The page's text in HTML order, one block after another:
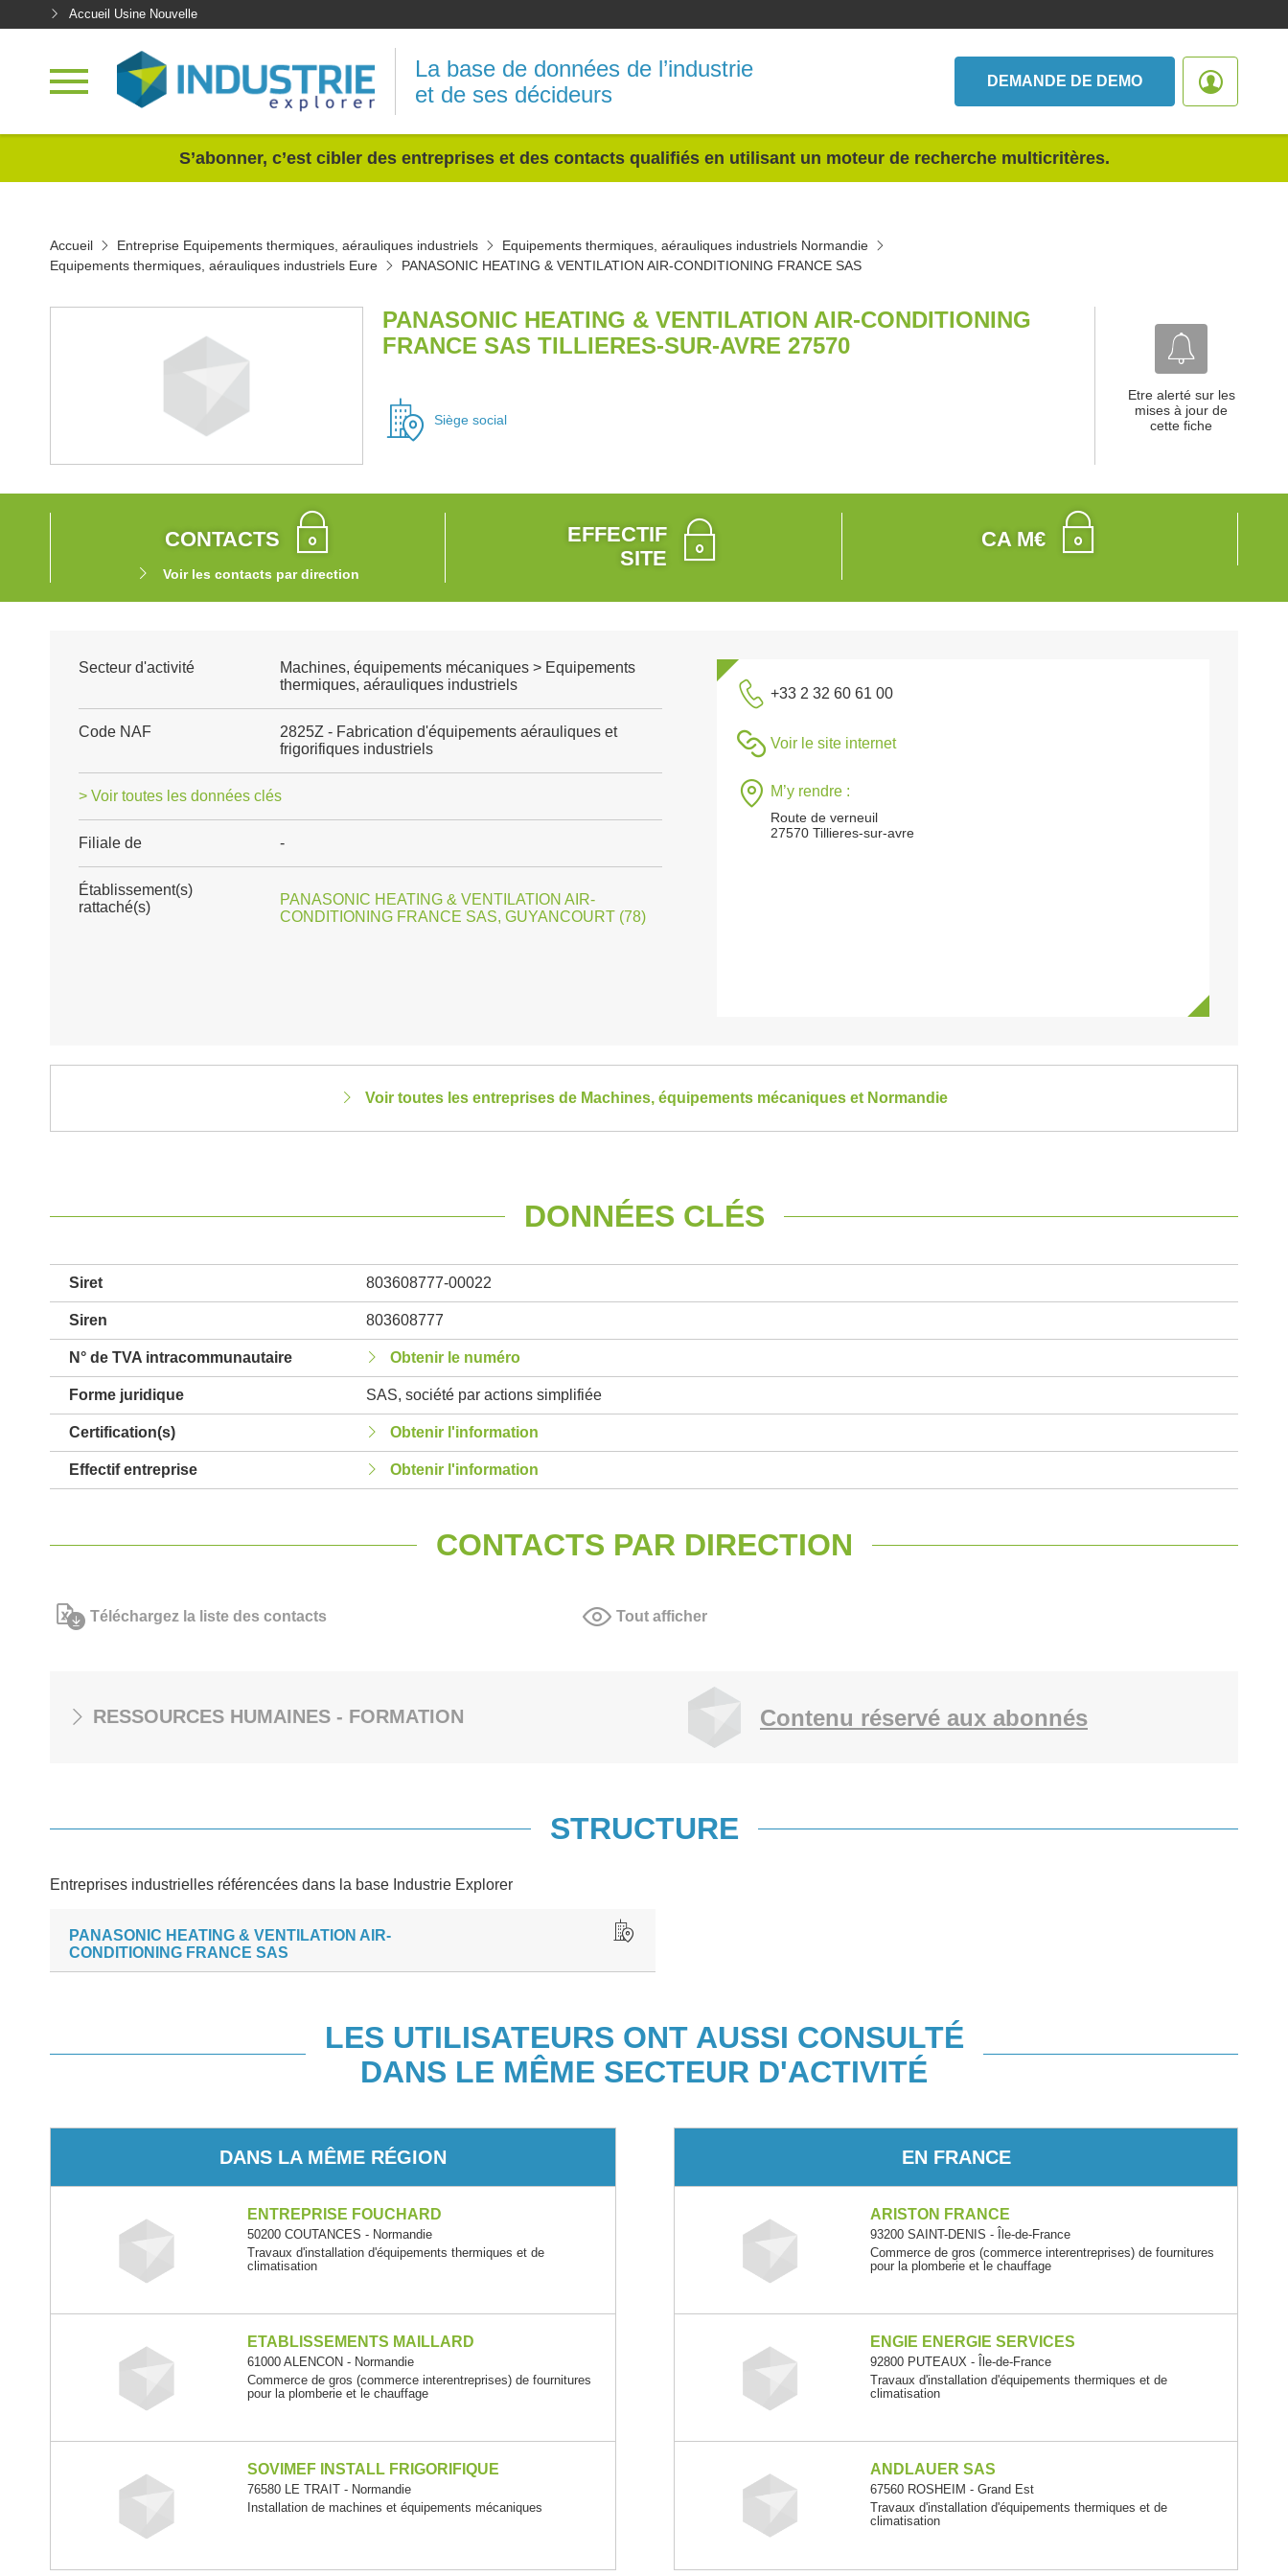
Accueil Usine Nouvelle
La base de données de l’industrie
et de ses décideurs
DEMANDE DE DEMO
S’abonner, c’est cibler des entreprises et des contacts qualifiés en utilisant un moteur de recherche multicritères.
Accueil Entreprise Equipements thermiques, aérauliques industriels
Equipements thermiques, aérauliques industriels Normandie
Equipements thermiques, aérauliques industriels Eure
PANASONIC HEATING & VENTILATION AIR-CONDITIONING FRANCE SAS
PANASONIC HEATING & VENTILATION AIR-CONDITIONING
FRANCE SAS TILLIERES-SUR-AVRE 27570
Siège social
Etre alerté sur les
mises à jour de
cette fiche
CONTACTS
Voir les contacts par direction
EFFECTIF
SITE
CA M€
Secteur d'activité
Machines, équipements mécaniques > Equipements
thermiques, aérauliques industriels
Code NAF
2825Z - Fabrication d'équipements aérauliques et
frigorifiques industriels
> Voir toutes les données clés
Filiale de -
Établissement(s)
rattaché(s)
PANASONIC HEATING & VENTILATION AIR-
CONDITIONING FRANCE SAS, GUYANCOURT (78)
+33 2 32 60 61 00
Voir le site internet
M’y rendre :
Route de verneuil
27570 Tillieres-sur-avre
Voir toutes les entreprises de Machines, équipements mécaniques et Normandie
DONNÉES CLÉS
Siret 803608777-00022
Siren 803608777
N° de TVA intracommunautaire Obtenir le numéro
Forme juridique SAS, société par actions simplifiée
Certification(s) Obtenir l'information
Effectif entreprise Obtenir l'information
CONTACTS PAR DIRECTION
Téléchargez la liste des contacts Tout afficher
RESSOURCES HUMAINES - FORMATION Contenu réservé aux abonnés
STRUCTURE
Entreprises industrielles référencées dans la base Industrie Explorer
PANASONIC HEATING & VENTILATION AIR-
CONDITIONING FRANCE SAS
LES UTILISATEURS ONT AUSSI CONSULTÉ
DANS LE MÊME SECTEUR D'ACTIVITÉ
DANS LA MÊME RÉGION
ENTREPRISE FOUCHARD
50200 COUTANCES - Normandie
Travaux d'installation d'équipements thermiques et de
climatisation
ETABLISSEMENTS MAILLARD
61000 ALENCON - Normandie
Commerce de gros (commerce interentreprises) de fournitures
pour la plomberie et le chauffage
SOVIMEF INSTALL FRIGORIFIQUE
76580 LE TRAIT - Normandie
Installation de machines et équipements mécaniques
EN FRANCE
ARISTON FRANCE
93200 SAINT-DENIS - Île-de-France
Commerce de gros (commerce interentreprises) de fournitures
pour la plomberie et le chauffage
ENGIE ENERGIE SERVICES
92800 PUTEAUX - Île-de-France
Travaux d'installation d'équipements thermiques et de
climatisation
ANDLAUER SAS
67560 ROSHEIM - Grand Est
Travaux d'installation d'équipements thermiques et de
climatisation